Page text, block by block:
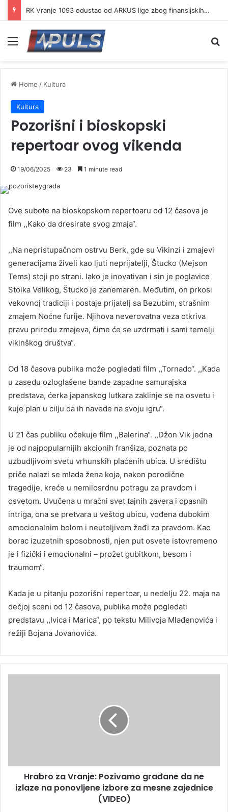
RK Vranje 1093 odustao od ARKUS lige zbog finansijskih problema
Menu
Home / Kultura
Kultura
Pozorišni i bioskopski
repertoar ovog vikenda
19/06/2025 23 1 minute read
Ove subote na bioskopskom repertoaru od 12 časova je
film ,,Kako da dresirate svog zmaja“.
,,Na nepristupačnom ostrvu Berk, gde su Vikinzi i zmajevi
generacijama živeli kao ljuti neprijatelji, Štucko (Mejson
Tems) stoji po strani. Iako je inovativan i sin je poglavice
Stoika Velikog, Štucko je zanemaren. Međutim, on prkosi
vekovnoj tradiciji i postaje prijatelj sa Bezubim, strašnim
zmajem Noćne furije. Njihova neverovatna veza otkriva
pravu prirodu zmajeva, čime će se uzdrmati i sami temelji
vikinškog društva“.
Od 18 časova publika može pogledati film ,,Tornado“. ,,Kada
u zasedu ozloglašene bande zapadne samurajska
predstava, ćerka japanskog lutkara zaklinje se na osvetu i
kuje plan u cilju da ih navede na svoju igru“.
U 21 čas publiku očekuje film ,,Balerina“. ,,Džon Vik jedna
je od najpopularnijih akcionih franšiza, poznata po
uzbudljivom svetu vrhunskih plaćenih ubica. U središtu
priče nalazi se mlada žena koja, nakon porodične
tragedije, kreće u nemilosrdnu potragu za pravdom i
osvetom. Uvučena u mračni svet tajnih zavera i opasnih
intriga, ona se pretvara u veštog ubicu, vođena dubokim
emocionalnim bolom i neutoljivom žeđi za pravdom. Kao
borac izuzetnih sposobnosti, njen put osvete istovremeno
je i fizički i emocionalni – prožet gubitkom, besom i
traumom“.
Kada je u pitanju pozorišni repertoar, u nedelju 22. maja na
dečjoj sceni od 12 časova, publika može pogledati
predstavu ,,Ivica i Marica“, po tekstu Milivoja Mlađenovića i
režiji Bojana Jovanovića.
Hrabro za Vranje: Pozivamo građane da ne
izlaze na ponovljene izbore za mesne zajednice
(VIDEO)